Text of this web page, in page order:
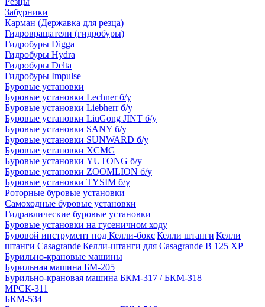
Забурники
Карман (Державка для резца)
Гидровращатели (гидробуры)
Гидробуры Digga
Гидробуры Hydra
Гидробуры Delta
Гидробуры Impulse
Буровые установки
Буровые установки Lechner б/у
Буровые установки Liebherr б/у
Буровые установки LiuGong JINT б/у
Буровые установки SANY б/у
Буровые установки SUNWARD б/у
Буровые установки XCMG
Буровые установки YUTONG б/у
Буровые установки ZOOMLION б/у
Буровые установки TYSIM б/у
Роторные буровые установки
Самоходные буровые установки
Гидравлические буровые установки
Буровые установки на гусеничном ходу
Буровой инструмент под Келли-бокс|Келли штанги|Келли
штанги Casagrande|Келли-штанги для Casagrande B 125 XP
Бурильно-крановые машины
Бурильная машина БМ-205
Бурильно-крановая машина БКМ-317 / БКМ-318
МРСК-311
БКМ-534